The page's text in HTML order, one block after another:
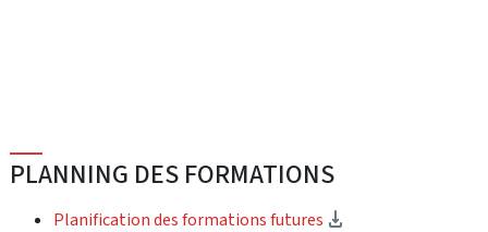
PLANNING DES FORMATIONS
Planification des formations futures